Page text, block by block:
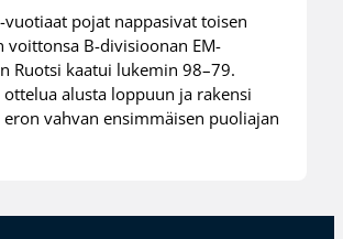
vuotiaat pojat nappasivat toisen
voittonsa B-divisioonan EM-
Ruotsi kaatui lukemin 98–79.
alusta loppuun ja rakensi
eron vahvan ensimmäisen puoliajan